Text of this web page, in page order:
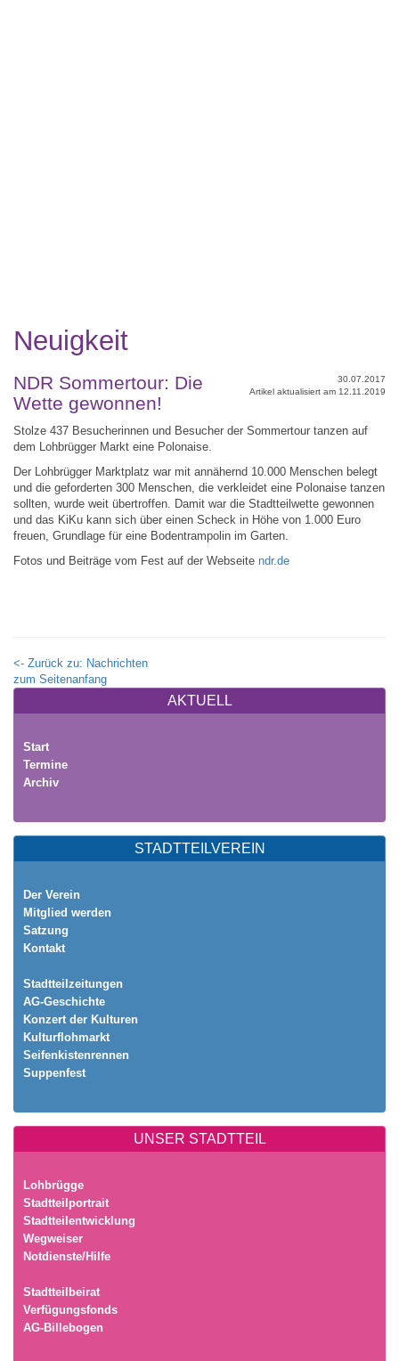
AKTUELL
Start
Termine
Archiv
STADTTEILVEREIN
Der Verein
Mitglied werden
Satzung
Kontakt
Stadtteilzeitungen
AG-Geschichte
Konzert der Kulturen
Kulturflohmarkt
Seifenkistenrennen
Suppenfest
UNSER STADTTEIL
Lohbrügge
Stadtteilportrait
Stadtteilentwicklung
Wegweiser
Notdienste/Hilfe
Stadtteilbeirat
Verfügungsfonds
AG-Billebogen
Neuigkeit
30.07.2017
Artikel aktualisiert am 12.11.2019
NDR Sommertour: Die
Wette gewonnen!
Stolze 437 Besucherinnen und Besucher der Sommertour tanzen auf
dem Lohbrügger Markt eine Polonaise.
Der Lohbrügger Marktplatz war mit annähernd 10.000 Menschen belegt
und die geforderten 300 Menschen, die verkleidet eine Polonaise tanzen
sollten, wurde weit übertroffen. Damit war die Stadtteilwette gewonnen
und das KiKu kann sich über einen Scheck in Höhe von 1.000 Euro
freuen, Grundlage für eine Bodentrampolin im Garten.
Fotos und Beiträge vom Fest auf der Webseite ndr.de
<- Zurück zu: Nachrichten
zum Seitenanfang